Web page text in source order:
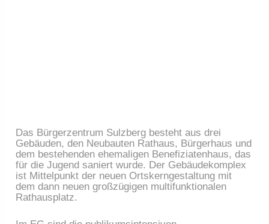
Das Bürgerzentrum Sulzberg besteht aus drei
Gebäuden, den Neubauten Rathaus, Bürgerhaus und
dem bestehenden ehe­maligen Benefiziatenhaus, das
für die Jugend saniert wurde. Der Gebäudekomplex
ist Mittelpunkt der neuen Ortskernge­staltung mit
dem dann neuen großzügigen multifunktionalen
Rathausplatz.